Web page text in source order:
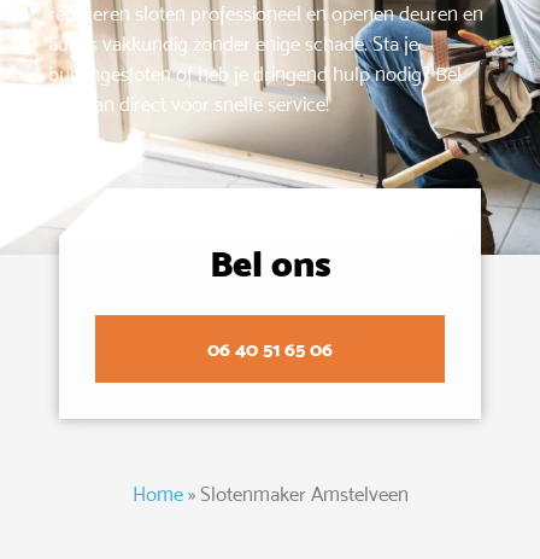
repareren sloten professioneel en openen deuren en
auto’s vakkundig zonder enige schade. Sta je
buitengesloten of heb je dringend hulp nodig? Bel
ons dan direct voor snelle service!
Bel ons
06 40 51 65 06
Home» Slotenmaker Amstelveen